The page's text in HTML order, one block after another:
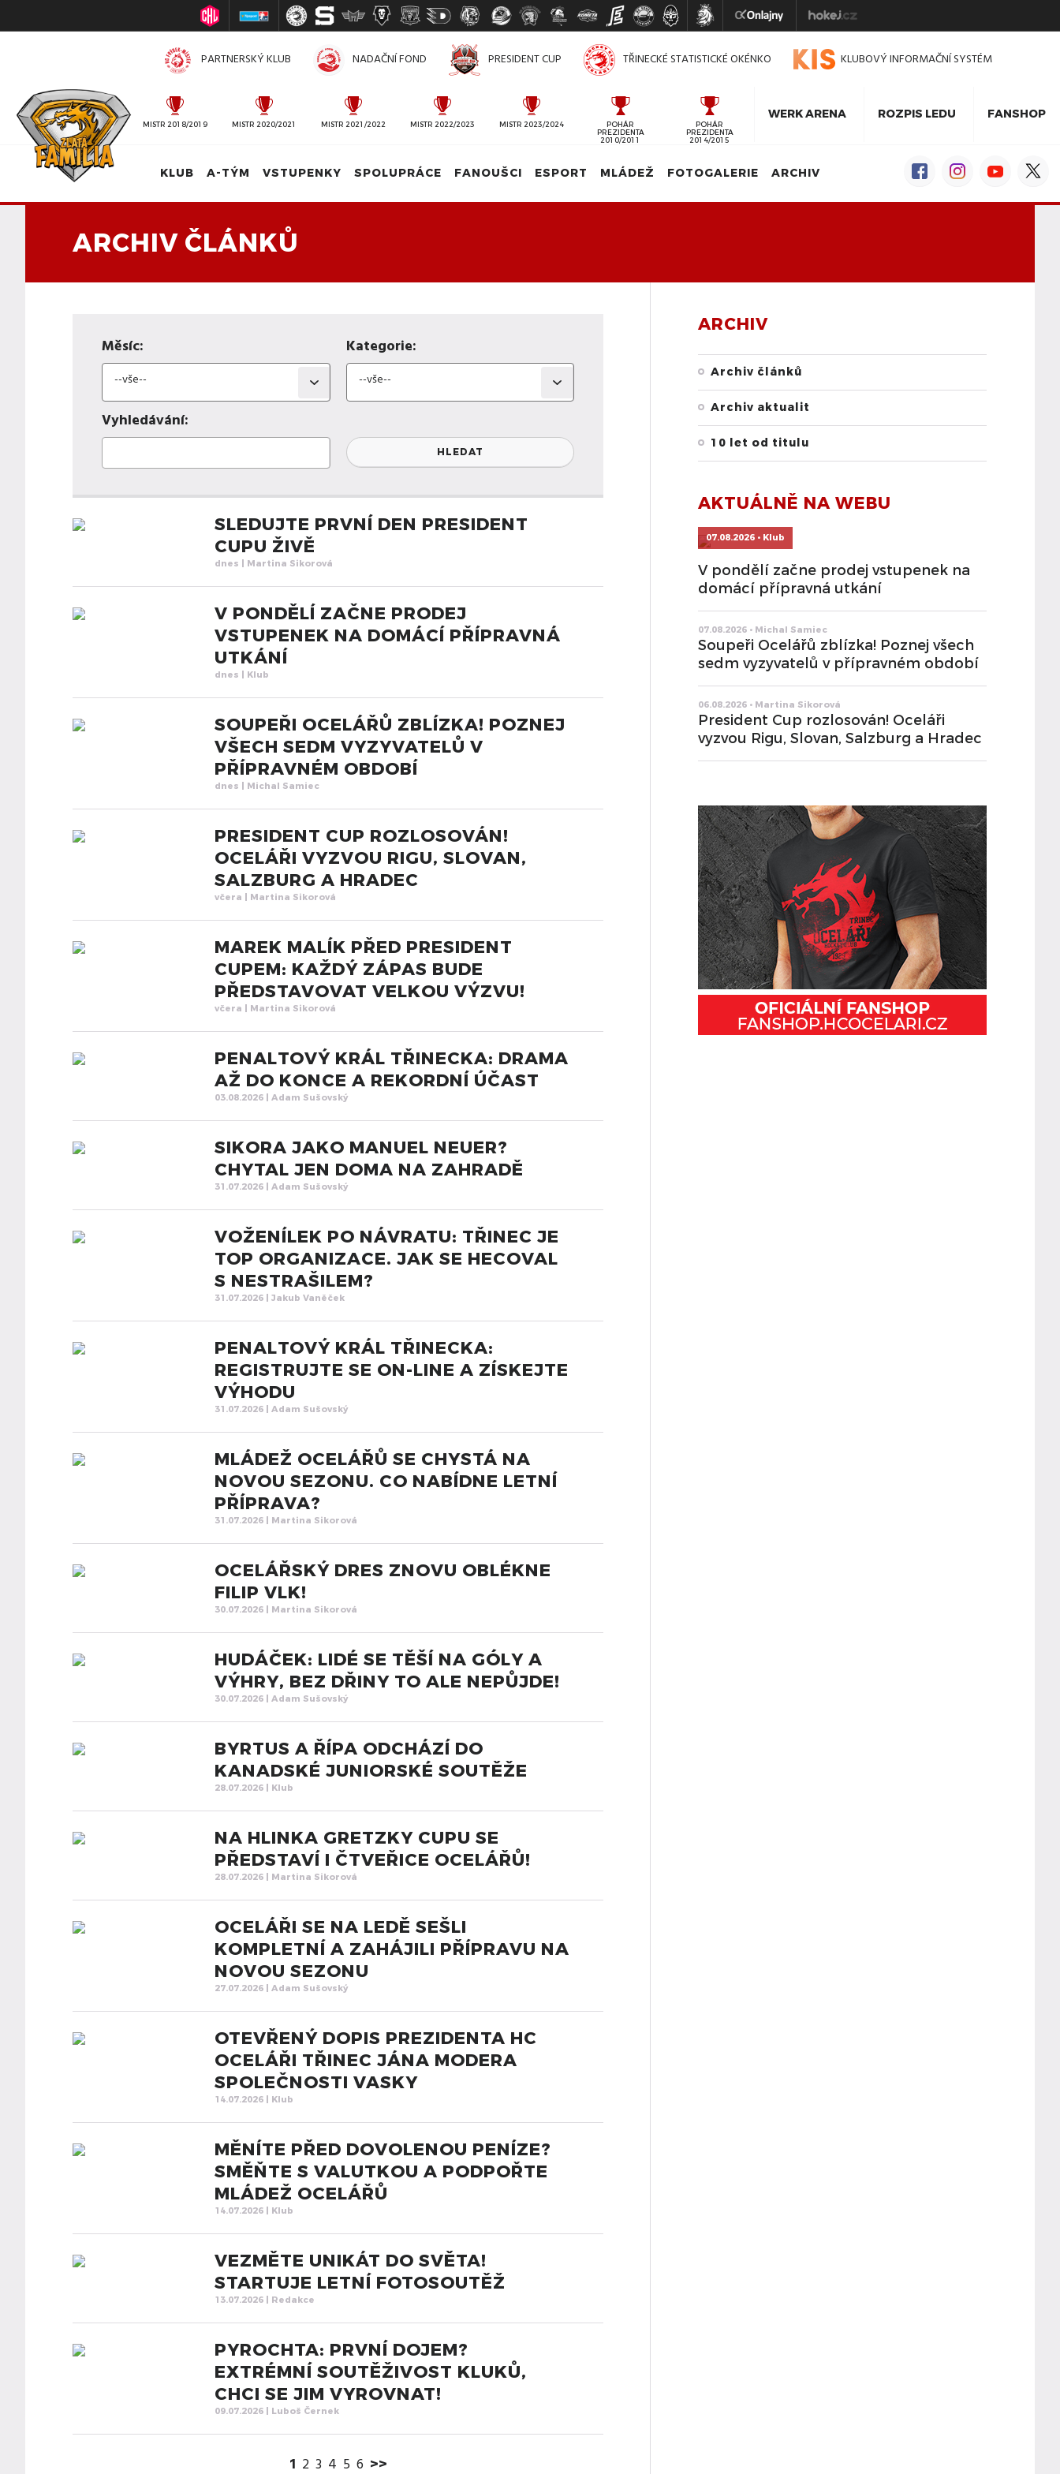
PARTNERSKÝ KLUB NADAČNÍ FOND PRESIDENT CUP TŘINECKÉ STATISTICKÉ OKÉNKO KLUBOVÝ INFORMAČNÍ SYSTÉM
MISTR 2010/2011 MISTR 2018/2019 MISTR 2020/2021 MISTR 2021/2022 MISTR 2022/2023 MISTR 2023/2024
POHÁR
PREZIDENTA
2010/2011
POHÁR
PREZIDENTA
2014/2015
WERK ARENA ROZPIS LEDU FANSHOP
KLUB A-TÝM VSTUPENKY SPOLUPRÁCE FANOUŠCI ESPORT MLÁDEŽ FOTOGALERIE ARCHIV
ARCHIV ČLÁNKŮ
Měsíc: Kategorie:
Vyhledávání:
SLEDUJTE PRVNÍ DEN PRESIDENT
CUPU ŽIVĚ
dnes | Martina Sikorová
V PONDĚLÍ ZAČNE PRODEJ
VSTUPENEK NA DOMÁCÍ PŘÍPRAVNÁ
UTKÁNÍ
dnes | Klub
SOUPEŘI OCELÁŘŮ ZBLÍZKA! POZNEJ
VŠECH SEDM VYZYVATELŮ V
PŘÍPRAVNÉM OBDOBÍ
dnes | Michal Samiec
PRESIDENT CUP ROZLOSOVÁN!
OCELÁŘI VYZVOU RIGU, SLOVAN,
SALZBURG A HRADEC
včera | Martina Sikorová
MAREK MALÍK PŘED PRESIDENT
CUPEM: KAŽDÝ ZÁPAS BUDE
PŘEDSTAVOVAT VELKOU VÝZVU!
včera | Martina Sikorová
PENALTOVÝ KRÁL TŘINECKA: DRAMA
AŽ DO KONCE A REKORDNÍ ÚČAST
03.08.2026 | Adam Sušovský
SIKORA JAKO MANUEL NEUER?
CHYTAL JEN DOMA NA ZAHRADĚ
31.07.2026 | Adam Sušovský
VOŽENÍLEK PO NÁVRATU: TŘINEC JE
TOP ORGANIZACE. JAK SE HECOVAL
S NESTRAŠILEM?
31.07.2026 | Jakub Vaněček
PENALTOVÝ KRÁL TŘINECKA:
REGISTRUJTE SE ON-LINE A ZÍSKEJTE
VÝHODU
31.07.2026 | Adam Sušovský
MLÁDEŽ OCELÁŘŮ SE CHYSTÁ NA
NOVOU SEZONU. CO NABÍDNE LETNÍ
PŘÍPRAVA?
31.07.2026 | Martina Sikorová
OCELÁŘSKÝ DRES ZNOVU OBLÉKNE
FILIP VLK!
30.07.2026 | Martina Sikorová
HUDÁČEK: LIDÉ SE TĚŠÍ NA GÓLY A
VÝHRY, BEZ DŘINY TO ALE NEPŮJDE!
30.07.2026 | Adam Sušovský
BYRTUS A ŘÍPA ODCHÁZÍ DO
KANADSKÉ JUNIORSKÉ SOUTĚŽE
28.07.2026 | Klub
NA HLINKA GRETZKY CUPU SE
PŘEDSTAVÍ I ČTVEŘICE OCELÁŘŮ!
28.07.2026 | Martina Sikorová
OCELÁŘI SE NA LEDĚ SEŠLI
KOMPLETNÍ A ZAHÁJILI PŘÍPRAVU NA
NOVOU SEZONU
27.07.2026 | Adam Sušovský
OTEVŘENÝ DOPIS PREZIDENTA HC
OCELÁŘI TŘINEC JÁNA MODERA
SPOLEČNOSTI VASKY
14.07.2026 | Klub
MĚNÍTE PŘED DOVOLENOU PENÍZE?
SMĚŇTE S VALUTKOU A PODPOŘTE
MLÁDEŽ OCELÁŘŮ
14.07.2026 | Klub
VEZMĚTE UNIKÁT DO SVĚTA!
STARTUJE LETNÍ FOTOSOUTĚŽ
13.07.2026 | Redakce
PYROCHTA: PRVNÍ DOJEM?
EXTRÉMNÍ SOUTĚŽIVOST KLUKŮ,
CHCI SE JIM VYROVNAT!
09.07.2026 | Luboš Černek
1 2 3 4 5 6 >>
ARCHIV
Archiv článků
Archiv aktualit
10 let od titulu
AKTUÁLNĚ NA WEBU
07.08.2026 • Klub
V pondělí začne prodej vstupenek na
domácí přípravná utkání
07.08.2026 • Michal Samiec
Soupeři Ocelářů zblízka! Poznej všech
sedm vyzyvatelů v přípravném období
06.08.2026 • Martina Sikorová
President Cup rozlosován! Oceláři
vyzvou Rigu, Slovan, Salzburg a Hradec